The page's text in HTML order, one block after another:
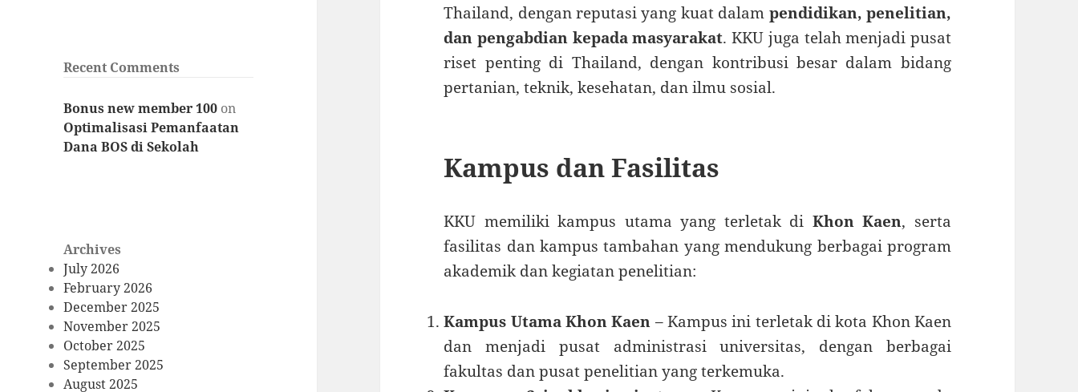
Recent Comments
Bonus new member 100 on
Optimalisasi Pemanfaatan
Dana BOS di Sekolah
Archives
July 2026
February 2026
December 2025
November 2025
October 2025
September 2025
August 2025
Thailand, dengan reputasi yang kuat dalam pendidikan, penelitian,
dan pengabdian kepada masyarakat. KKU juga telah menjadi pusat
riset penting di Thailand, dengan kontribusi besar dalam bidang
pertanian, teknik, kesehatan, dan ilmu sosial.
Kampus dan Fasilitas
KKU memiliki kampus utama yang terletak di Khon Kaen, serta
fasilitas dan kampus tambahan yang mendukung berbagai program
akademik dan kegiatan penelitian:
Kampus Utama Khon Kaen – Kampus ini terletak di kota Khon Kaen
dan menjadi pusat administrasi universitas, dengan berbagai
fakultas dan pusat penelitian yang terkemuka.